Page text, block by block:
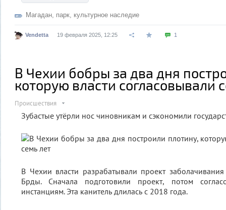
Магадан парк культурное наследие
Vendetta 19 февраля 2025, 12:25 1
В Чехии бобры за два дня
которую власти согласовывали
Происшествия
Зубастые утёрли нос чиновникам и сэкономили
В Чехии власти разрабатывали проект
Брды. Сначала подготовили проект, потом
инстанциям. Эта канитель длилась с 2018 года.